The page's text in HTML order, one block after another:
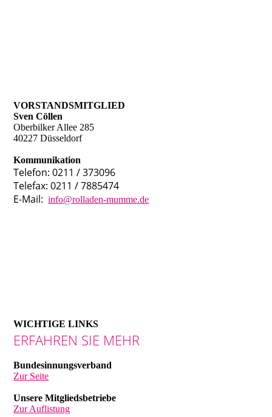
VORSTANDSMITGLIED
Sven Cöllen
Oberbilker Allee 285
40227 Düsseldorf
Kommunikation
Telefon: 0211 / 373096
Telefax: 0211 / 7885474
E-Mail: info@rolladen-mumme.de
WICHTIGE LINKS
ERFAHREN SIE MEHR
Bundesinnungsverband
Zur Seite
Unsere Mitgliedsbetriebe
Zur Auflistung